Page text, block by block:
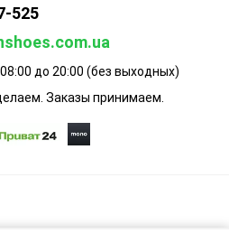
525
до 20:00 (без выходных)
Заказы принимаем.